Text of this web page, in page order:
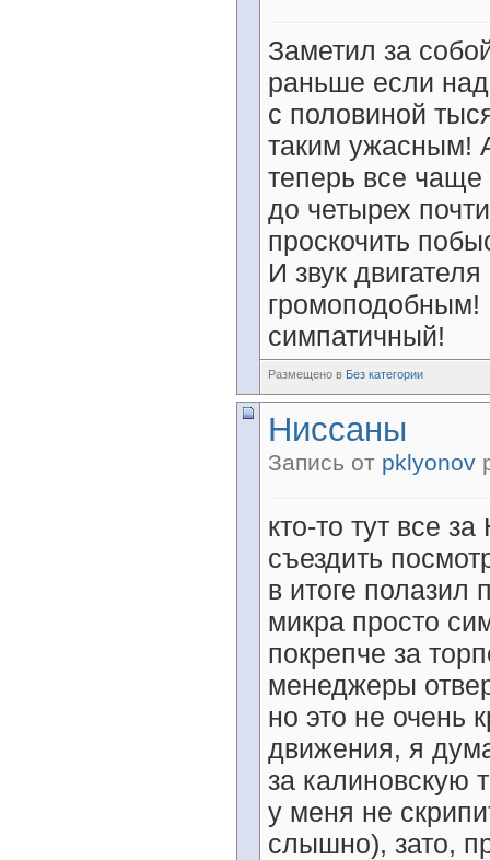
Заметил за
раньше если
с половиной
таким ужасным!
теперь все чаще
до четырех
проскочить
И звук
громоподобным!
симпатичный!
Размещено в Без категории
Ниссаны
Запись от pklyonov
кто-то тут все
съездить
в итоге полазил
микра просто
покрепче за
менеджеры
но это не очень
движения, я
за калиновскую
у меня не
слышно), зато,